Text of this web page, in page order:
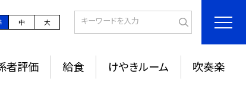
中 大
者評価 給食 けやきルーム 吹奏楽